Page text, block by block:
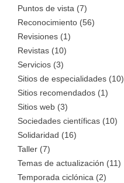
Puntos de vista (7)
Reconocimiento (56)
Revisiones (1)
Revistas (10)
Servicios (3)
Sitios de especialidades (10)
Sitios recomendados (1)
Sitios web (3)
Sociedades científicas (10)
Solidaridad (16)
Taller (7)
Temas de actualización (11)
Temporada ciclónica (2)